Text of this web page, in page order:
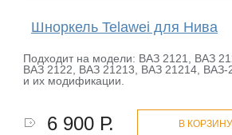
Шноркель Telawei для Нива
Подходит на модели: ВАЗ 2121, ВАЗ
ВАЗ 2122, ВАЗ 21213, ВАЗ 21214, ВАЗ-
и их модификации.
6 900 Р. В КОРЗИНУ